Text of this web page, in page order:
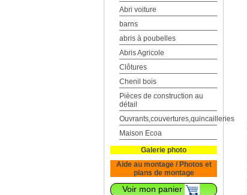
Abri voiture
barns
abris à poubelles
Abris Agricole
Clôtures
Chenil bois
Pièces de construction au
détail
Ouvrants,couvertures,quincailleries
Maison Ecoa
Galerie photo
Aide au montage / Photos et
plans de montage
Voir mon panier